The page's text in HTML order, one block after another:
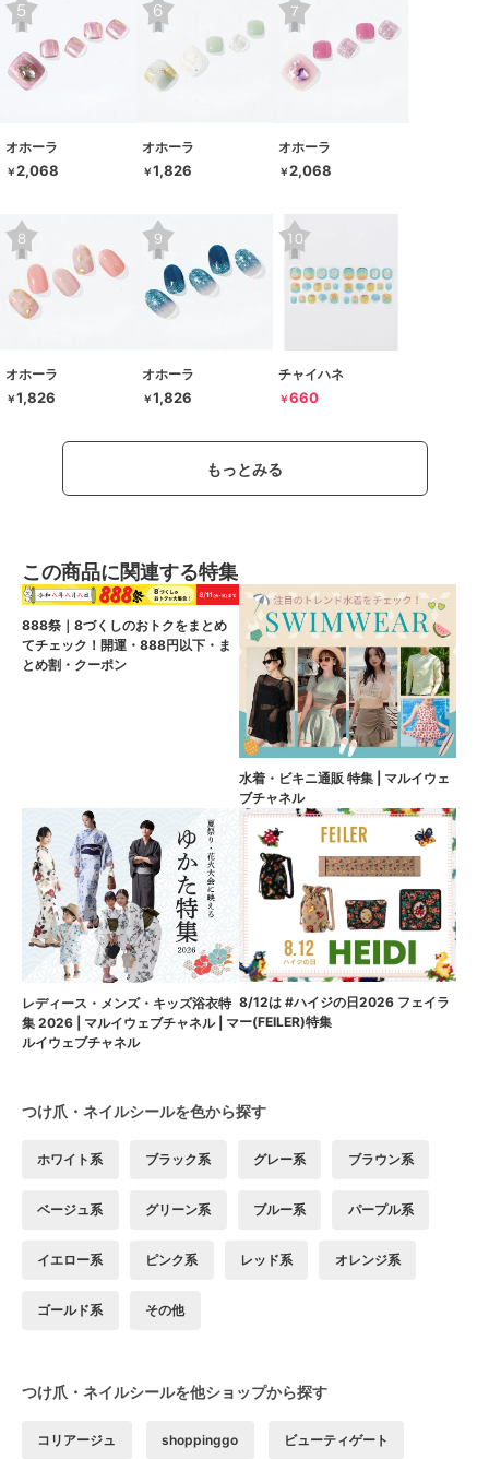
オホーラ
￥2,068
オホーラ
￥1,826
オホーラ
￥2,068
オホーラ
￥1,826
オホーラ
￥1,826
チャイハネ
￥660
もっとみる
この商品に関連する特集
888祭｜8づくしのおトクをまとめ
てチェック！開運・888円以下・ま
とめ割・クーポン
水着・ビキニ通販 特集 | マルイウェ
ブチャネル
レディース・メンズ・キッズ浴衣特
集 2026 | マルイウェブチャネル | マ
ルイウェブチャネル
8/12は #ハイジの日2026 フェイラ
ー(FEILER)特集
つけ爪・ネイルシールを色から探す
ホワイト系 ブラック系 グレー系 ブラウン系
ベージュ系 グリーン系 ブルー系 パープル系
イエロー系 ピンク系 レッド系 オレンジ系
ゴールド系 その他
つけ爪・ネイルシールを他ショップから探す
コリアージュ shoppinggo ビューティゲート